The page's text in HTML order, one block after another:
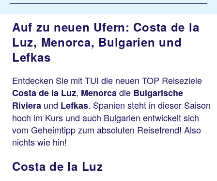
Auf zu neuen Ufern: Costa de la
Luz, Menorca, Bulgarien und
Lefkas
Entdecken Sie mit TUI die neuen TOP Reiseziele
Costa de la Luz, Menorcadie Bulgarische
Riviera und Lefkas. Spanien steht in dieser Saison
hoch im Kurs und auch Bulgarien entwickelt sich
vom Geheimtipp zum absoluten Reisetrend! Also
nichts wie hin!
Costa de la Luz